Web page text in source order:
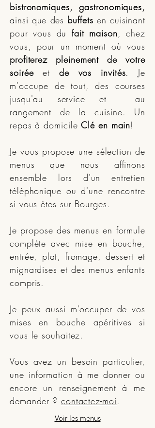
bistronomiques, gastronomiques,
ainsi que des buffets en cuisinant
pour vous dufait maison, chez
vous, pour un moment où vous
profiterez pleinement de votre
soiréeet de vos invités. Je
m'occupe de tout, des courses
jusqu'au service et au
rangement de la cuisine. Un
repas à domicileClé en main!
Je vous propose une sélection de
menus que nous affinons
ensemble lors d'un entretien
téléphonique ou d'une rencontre
si vous êtes sur Bourges.
Je propose des menus en formule
complète avec mise en bouche,
entrée, plat, fromage, dessert et
mignardises et des menus enfants
compris.
Je peux aussi m'occuper de vos
mises en bouche apéritives si
vous le souhaitez.
Vous avez un besoin particulier,
une information à me donner ou
encore un renseignement à me
demander ? contactez-moi.
Voir les menus